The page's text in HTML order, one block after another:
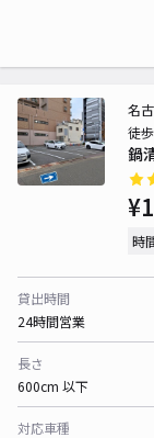
鍋
名
徒
時
貸出時間
24時間営業
長さ
600cm 以下
対応車種